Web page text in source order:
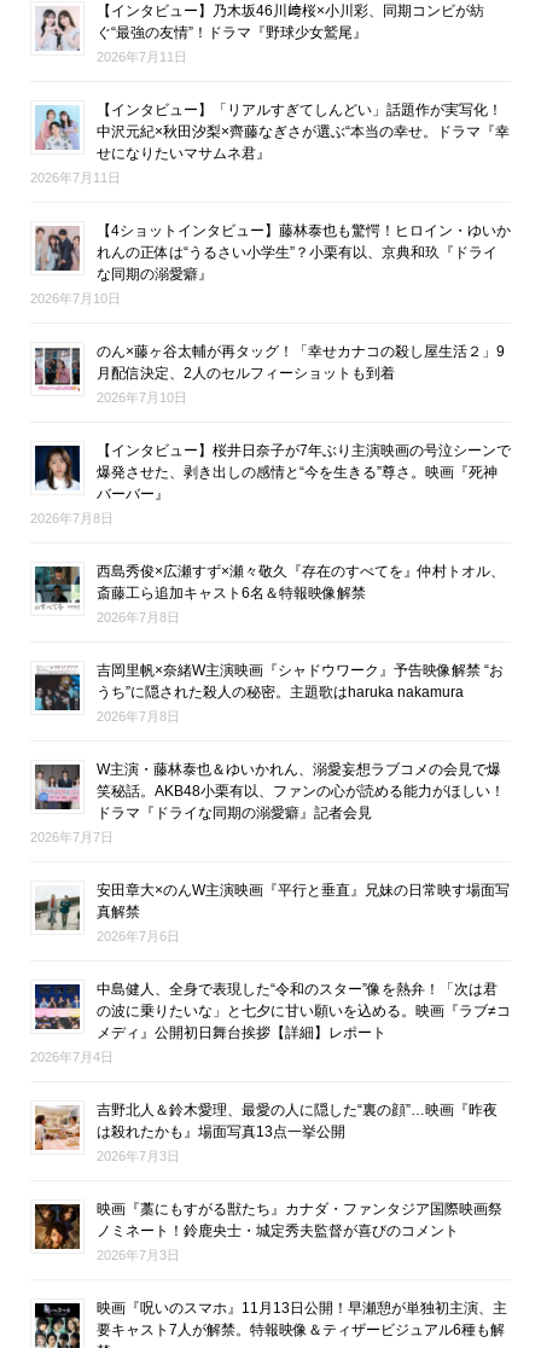
【インタビュー】乃木坂46川﨑桜×小川彩、同期コンビが紡
ぐ“最強の友情”！ドラマ『野球少女鷲尾』
2026年7月11日
【インタビュー】「リアルすぎてしんどい」話題作が実写化！
中沢元紀×秋田汐梨×齊藤なぎさが選ぶ“本当の幸せ。ドラマ『幸
せになりたいマサムネ君』
2026年7月11日
【4ショットインタビュー】藤林泰也も驚愕！ヒロイン・ゆいか
れんの正体は“うるさい小学生”？小栗有以、京典和玖『ドライ
な同期の溺愛癖』
2026年7月10日
のん×藤ヶ谷太輔が再タッグ！「幸せカナコの殺し屋生活２」9
月配信決定、2人のセルフィーショットも到着
2026年7月10日
【インタビュー】桜井日奈子が7年ぶり主演映画の号泣シーンで
爆発させた、剥き出しの感情と“今を生きる”尊さ。映画『死神
バーバー』
2026年7月8日
西島秀俊×広瀬すず×瀬々敬久『存在のすべてを』仲村トオル、
斎藤工ら追加キャスト6名＆特報映像解禁
2026年7月8日
吉岡里帆×奈緒W主演映画『シャドウワーク』予告映像解禁 “お
うち”に隠された殺人の秘密。主題歌はharuka nakamura
2026年7月8日
W主演・藤林泰也＆ゆいかれん、溺愛妄想ラブコメの会見で爆
笑秘話。AKB48小栗有以、ファンの心が読める能力がほしい！
ドラマ『ドライな同期の溺愛癖』記者会見
2026年7月7日
安田章大×のんW主演映画『平行と垂直』兄妹の日常映す場面写
真解禁
2026年7月6日
中島健人、全身で表現した“令和のスター”像を熱弁！「次は君
の波に乗りたいな」と七夕に甘い願いを込める。映画『ラブ≠コ
メディ』公開初日舞台挨拶【詳細】レポート
2026年7月4日
吉野北人＆鈴木愛理、最愛の人に隠した“裏の顔”…映画『昨夜
は殺れたかも』場面写真13点一挙公開
2026年7月3日
映画『藁にもすがる獣たち』カナダ・ファンタジア国際映画祭
ノミネート！鈴鹿央士・城定秀夫監督が喜びのコメント
2026年7月3日
映画『呪いのスマホ』11月13日公開！早瀬憩が単独初主演、主
要キャスト7人が解禁。特報映像＆ティザービジュアル6種も解